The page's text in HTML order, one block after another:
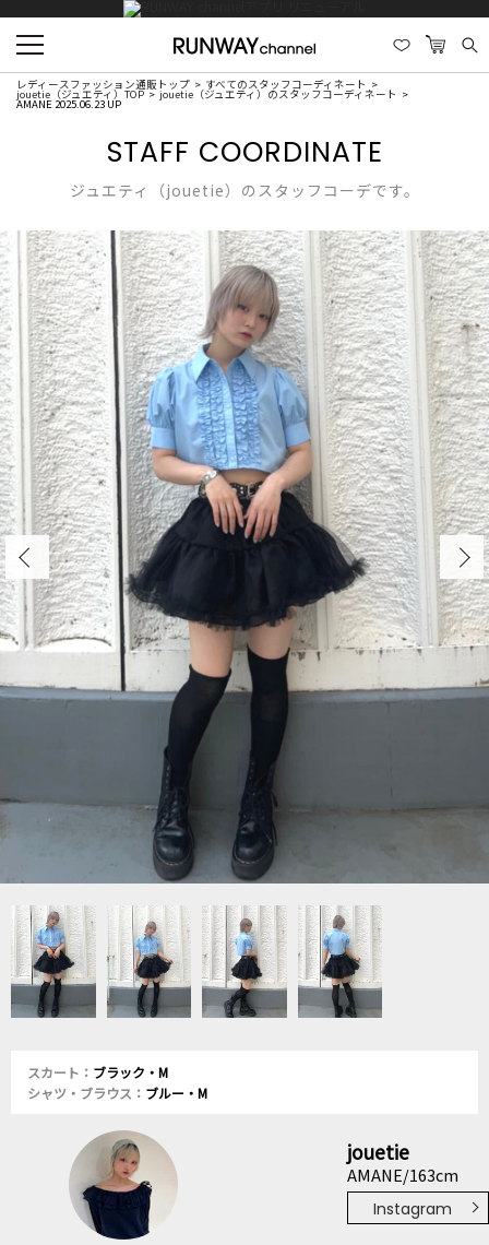
レディースファッション通販トップ すべてのスタッフコーディネート
jouetie（ジュエティ）TOP jouetie（ジュエティ）のスタッフコーディネート
AMANE 2025.06.23 UP
STAFF COORDINATE
ジュエティ（jouetie）のスタッフコーデです。
スカート： ブラック・M
シャツ・ブラウス： ブルー・M
jouetie
AMANE/163cm
Instagram